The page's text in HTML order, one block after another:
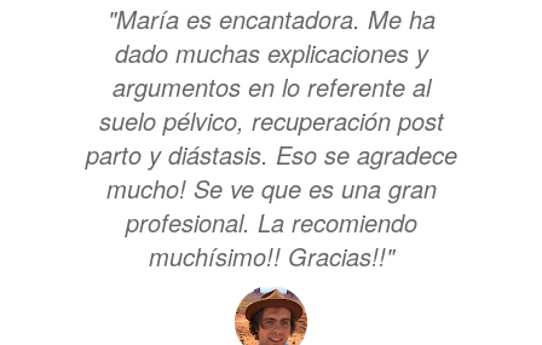
"María es encantadora. Me ha
dado muchas explicaciones y
argumentos en lo referente al
suelo pélvico, recuperación post
parto y diástasis. Eso se agradece
mucho! Se ve que es una gran
profesional. La recomiendo
muchísimo!! Gracias!!"